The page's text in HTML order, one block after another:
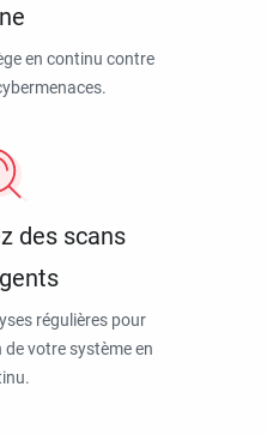
en continu contre
des scans
régulières pour
votre système en